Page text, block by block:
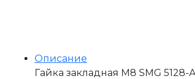
Описание
Гайка закладная М8 SMG